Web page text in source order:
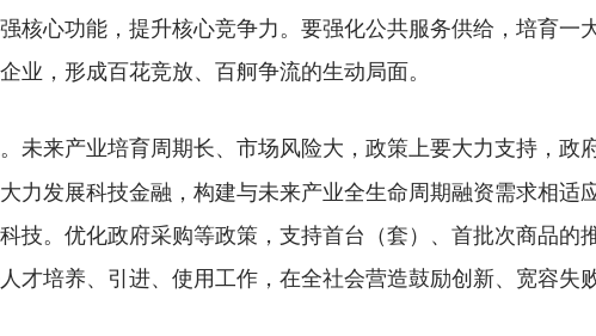
核心功能，提升核心竞争力。要强化公共服务供给，培育一
业，形成百花竞放、百舸争流的生动局面。
未来产业培育周期长、市场风险大，政策上要大力支持，政
力发展科技金融，构建与未来产业全生命周期融资需求相适
技。优化政府采购等政策，支持首台（套）、首批次商品的
才培养、引进、使用工作，在全社会营造鼓励创新、宽容失